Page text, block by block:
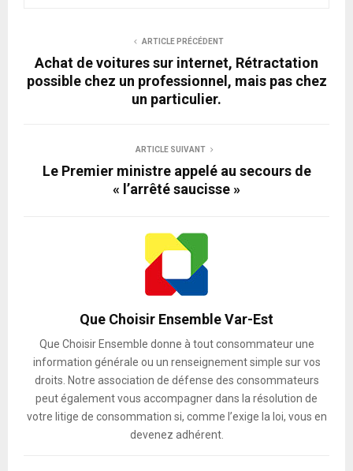
ARTICLE PRÉCÉDENT
Achat de voitures sur internet, Rétractation
possible chez un professionnel, mais pas chez
un particulier.
ARTICLE SUIVANT
Le Premier ministre appelé au secours de
« l’arrêté saucisse »
Que Choisir Ensemble Var-Est
Que Choisir Ensemble donne à tout consommateur une
information générale ou un renseignement simple sur vos
droits. Notre association de défense des consommateurs
peut également vous accompagner dans la résolution de
votre litige de consommation si, comme l’exige la loi, vous en
devenez adhérent.